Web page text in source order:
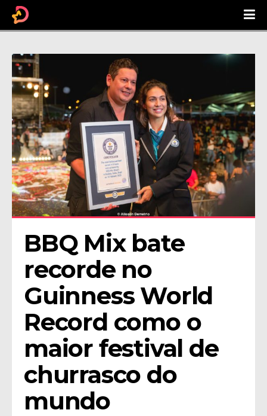
BBQ Mix bate
recorde no
Guinness World
Record como o
maior festival de
churrasco do
mundo